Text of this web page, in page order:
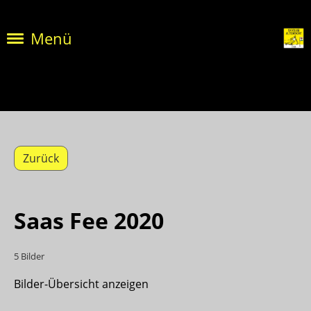
Menü
Zurück
Saas Fee 2020
5 Bilder
Bilder-Übersicht anzeigen